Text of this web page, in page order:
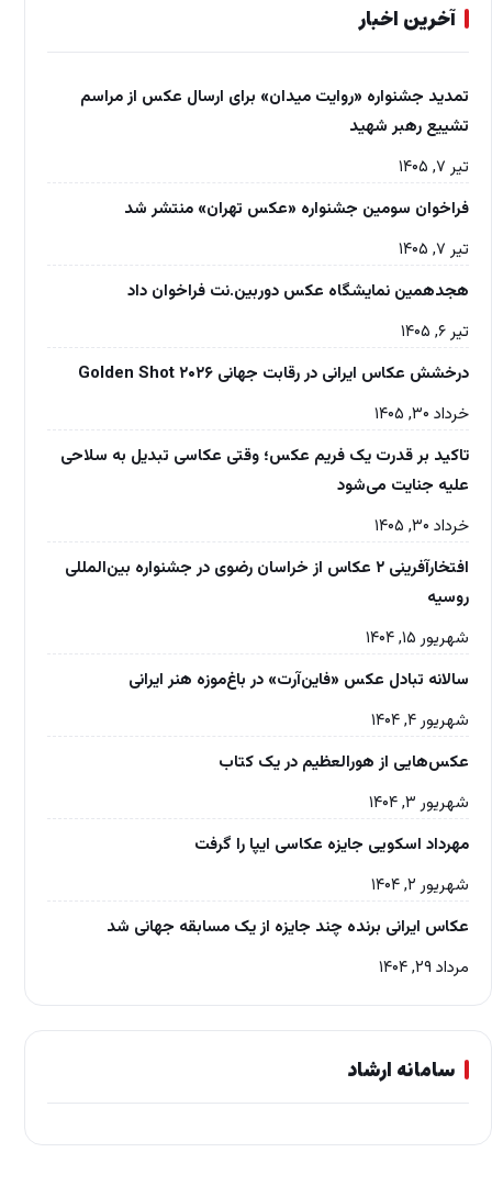
آخرین اخبار
تمدید جشنواره «روایت میدان» برای ارسال عکس از مراسم
تشییع رهبر شهید
تیر ۷, ۱۴۰۵
فراخوان سومین جشنواره «عکس تهران» منتشر شد
تیر ۷, ۱۴۰۵
هجدهمین نمایشگاه عکس دوربین.نت فراخوان داد
تیر ۶, ۱۴۰۵
درخشش عکاس ایرانی در رقابت جهانی Golden Shot ۲۰۲۶
خرداد ۳۰, ۱۴۰۵
تاکید بر قدرت یک فریم عکس؛ وقتی عکاسی تبدیل به سلاحی
علیه جنایت می‌شود
خرداد ۳۰, ۱۴۰۵
افتخارآفرینی ۲ عکاس از خراسان رضوی در جشنواره بین‌المللی
روسیه
شهریور ۱۵, ۱۴۰۴
سالانه تبادل عکس «فاین‌آرت» در باغ‌موزه‌ هنر ایرانی
شهریور ۴, ۱۴۰۴
عکس‌هایی از هورالعظیم در یک کتاب
شهریور ۳, ۱۴۰۴
مهرداد اسکویی جایزه عکاسی ایپا را گرفت
شهریور ۲, ۱۴۰۴
عکاس ایرانی برنده چند جایزه از یک مسابقه جهانی شد
مرداد ۲۹, ۱۴۰۴
سامانه ارشاد